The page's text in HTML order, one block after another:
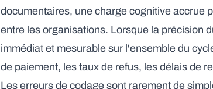
documentaires, une charge cognitive accrue
entre les organisations. Lorsque la précision
immédiat et mesurable sur l'ensemble du
de paiement, les taux de refus, les délais de
Les erreurs de codage sont rarement de